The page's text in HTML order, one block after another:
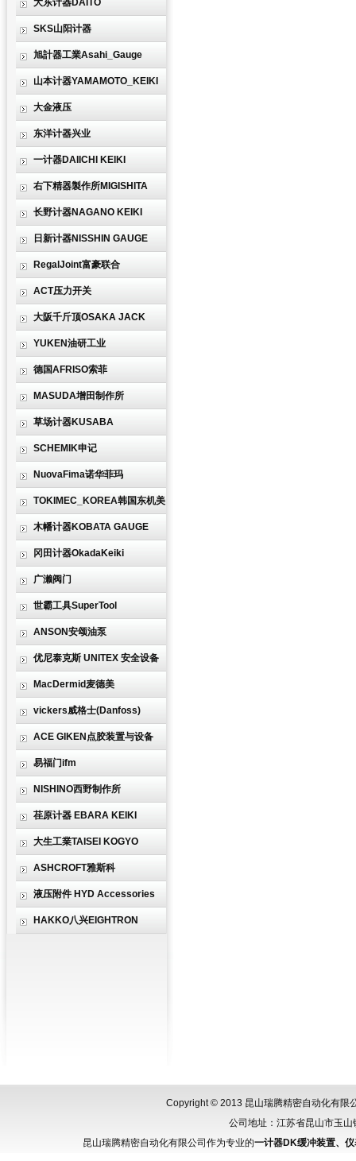
大东计器DAITO
SKS山阳计器
旭計器工業Asahi_Gauge
山本计器YAMAMOTO_KEIKI
大金液压
东洋计器兴业
一计器DAIICHI KEIKI
右下精器製作所MIGISHITA
长野计器NAGANO KEIKI
日新计器NISSHIN GAUGE
RegalJoint富豪联合
ACT压力开关
大阪千斤顶OSAKA JACK
YUKEN油研工业
德国AFRISO索菲
MASUDA增田制作所
草场计器KUSABA
SCHEMIK申记
NuovaFima诺华菲玛
TOKIMEC_KOREA韩国东机美
木幡计器KOBATA GAUGE
冈田计器OkadaKeiki
广濑阀门
世霸工具SuperTool
ANSON安颂油泵
优尼泰克斯 UNITEX 安全设备
MacDermid麦德美
vickers威格士(Danfoss)
ACE GIKEN点胶装置与设备
易福门ifm
NISHINO西野制作所
荏原计器 EBARA KEIKI
大生工業TAISEI KOGYO
ASHCROFT雅斯科
液压附件 HYD Accessories
HAKKO八兴EIGHTRON
Copyright © 2013 昆山瑞腾精密自动化有限
公司地址：江苏省昆山市玉
昆山瑞腾精密自动化有限公司作为专业的一计器DK缓冲装置、